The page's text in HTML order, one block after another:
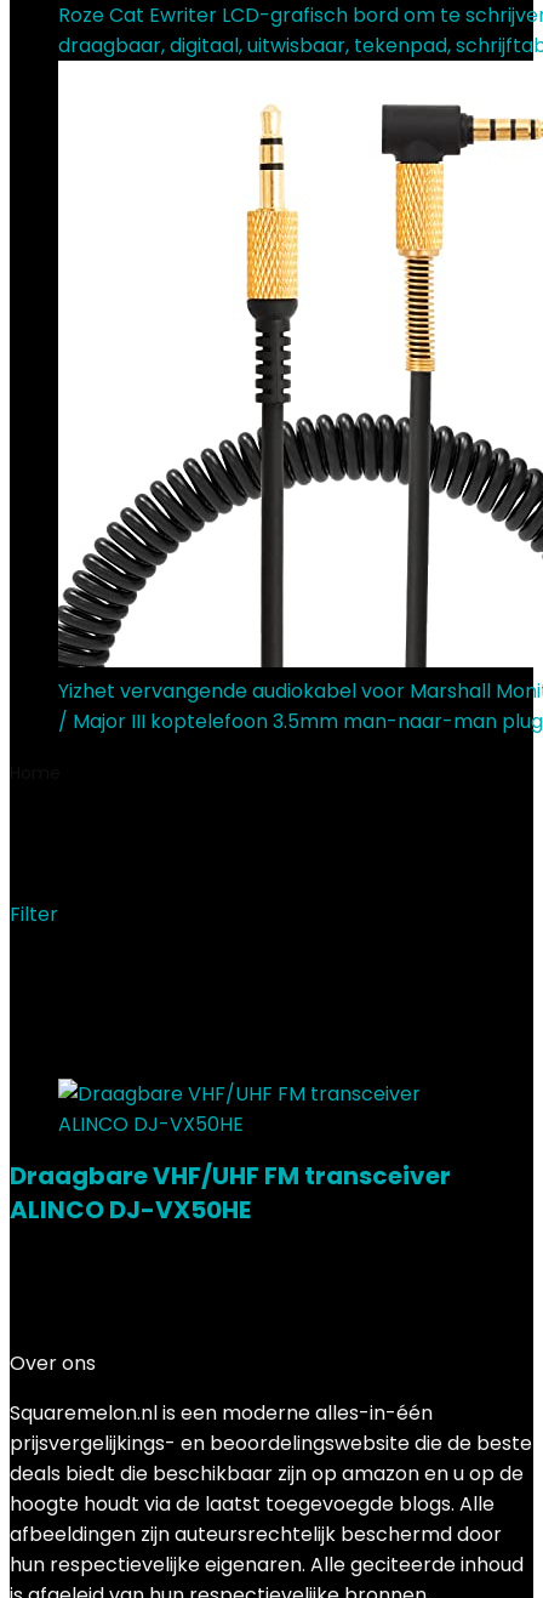
Roze Cat Ewriter LCD-grafisch bord om te
draagbaar, digitaal, uitwisbaar, tekenpad,
Yizhet vervangende audiokabel voor Marshall
/ Major III koptelefoon 3.5mm man-naar-man
Filter
Draagbare VHF/UHF FM transceiver
ALINCO DJ-VX50HE
Over ons
Squaremelon.nl is een moderne alles-in-één
prijsvergelijkings- en beoordelingswebsite die de beste
deals biedt die beschikbaar zijn op amazon en u op de
hoogte houdt via de laatst toegevoegde blogs. Alle
afbeeldingen zijn auteursrechtelijk beschermd door
hun respectievelijke eigenaren. Alle geciteerde inhoud